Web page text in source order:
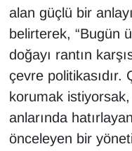
alan güçlü bir
belirterek, “Bugün
doğayı rantın
çevre politikasıdır.
korumak
anlarında
önceleyen bir